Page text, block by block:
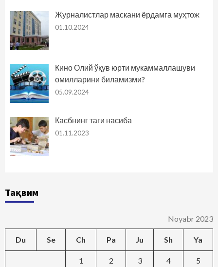
Журналистлар маскани ёрдамга муҳтож
01.10.2024
Кино Олий ўқув юрти мукаммаллашуви
омилларини биламизми?
05.09.2024
Касбнинг таги насиба
01.11.2023
Тақвим
Noyabr 2023
Du Se Ch Pa Ju Sh Ya
1 2 3 4 5